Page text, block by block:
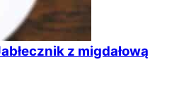
z migdałową